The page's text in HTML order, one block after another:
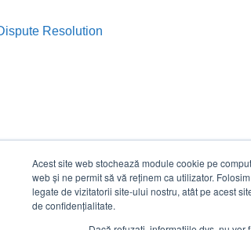
Acest site web stochează module cookie pe
web și ne permit să vă reținem ca utilizator.
legate de vizitatorii site-ului nostru, atât pe acest
de confidențialitate.
Resolution